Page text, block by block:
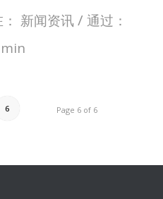
新闻资讯 / 通过：
Page 6 of 6
6